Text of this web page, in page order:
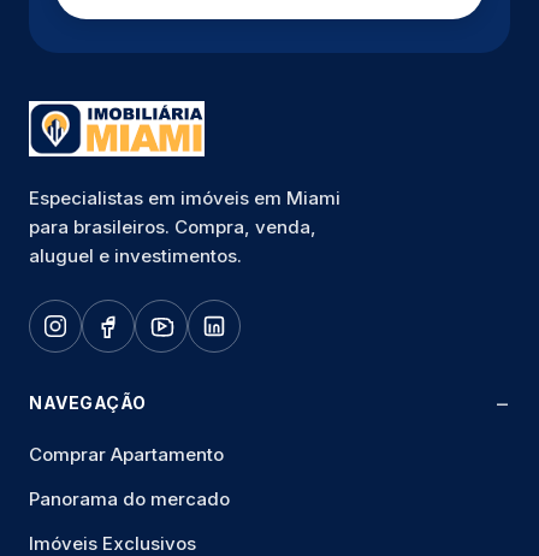
Especialistas em imóveis em Miami
para brasileiros. Compra, venda,
aluguel e investimentos.
NAVEGAÇÃO
Comprar Apartamento
Panorama do mercado
Imóveis Exclusivos